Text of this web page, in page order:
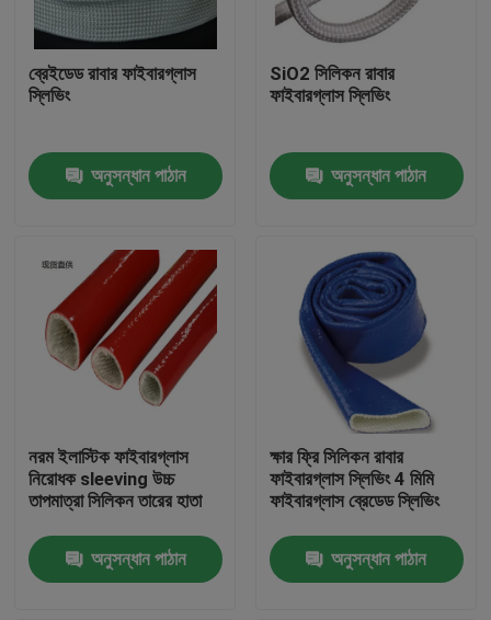
বাড়ি
পণ্য
কারখানা ভ্রমণ
মান নিয়ন্ত্রণ
ব্রেইডেড রাবার ফাইবারগ্লাস
স্লিভিং
অনুসন্ধান পাঠান
SiO2 সিলিকন রাবার
ফাইবারগ্লাস স্লিভিং
অনুসন্ধান পাঠান
নরম ইলাস্টিক ফাইবারগ্লাস
নিরোধক sleeving উচ্চ
তাপমাত্রা সিলিকন তারের হাতা
অনুসন্ধান পাঠান
ক্ষার ফ্রি সিলিকন রাবার
ফাইবারগ্লাস স্লিভিং 4 মিমি
ফাইবারগ্লাস ব্রেডেড স্লিভিং
অনুসন্ধান পাঠান